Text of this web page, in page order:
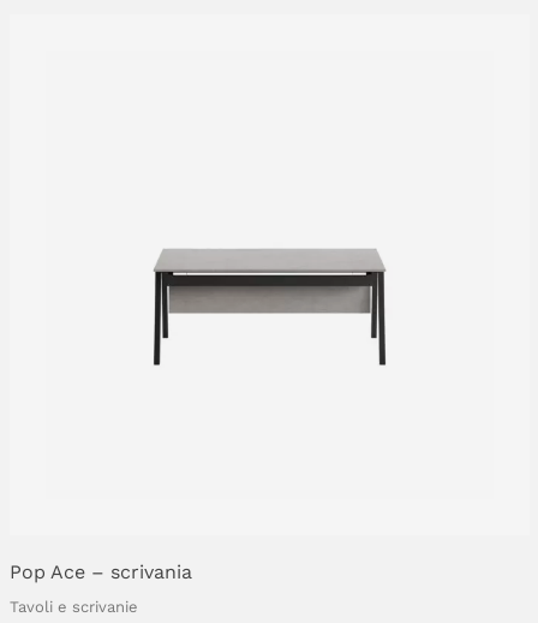
Pop Ace – scrivania
Tavoli e scrivanie